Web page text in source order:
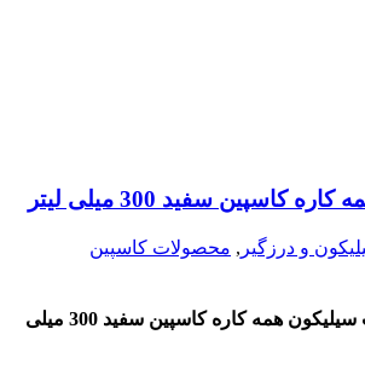
سفید 300 میلی لیتر
و درزگیر , محصولات کاسپین
مشخصات کلی چسب سیلیکون همه کاره کاسپین سفید 300 میلی